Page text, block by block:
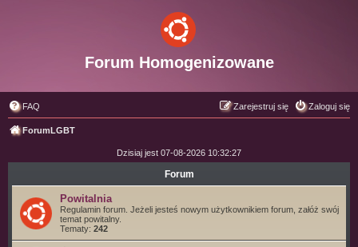
Forum Homogenizowane
FAQ Zaloguj się
Zarejestruj się
ForumLGBT
Dzisiaj jest 07-08-2026 10:32:27
Forum
Powitalnia
Regulamin forum. Jeżeli jesteś nowym użytkownikiem forum, załóż swój
temat powitalny.
Tematy: 242